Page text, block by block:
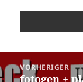
Beitragsnavigation
VORHERIGER
Vorheriger